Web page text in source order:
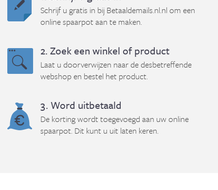
Schrijf u gratis in bij Betaaldemails.nl.nl om een
online spaarpot aan te maken.
2. Zoek een winkel of product
Laat u doorverwijzen naar de desbetreffende
webshop en bestel het product.
3. Word uitbetaald
De korting wordt toegevoegd aan uw online
spaarpot. Dit kunt u uit laten keren.